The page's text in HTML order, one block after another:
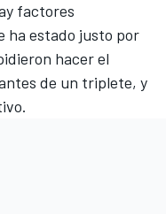
factores
ha estado justo por
hacer el
de un triplete, y